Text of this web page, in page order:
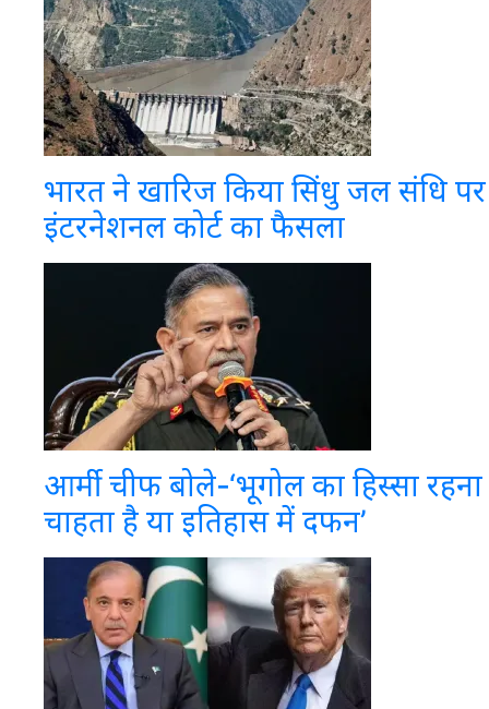
भारत ने खारिज किया सिंधु जल संधि पर
इंटरनेशनल कोर्ट का फैसला
आर्मी चीफ बोले-‘भूगोल का हिस्सा रहना
चाहता है या इतिहास में दफन’